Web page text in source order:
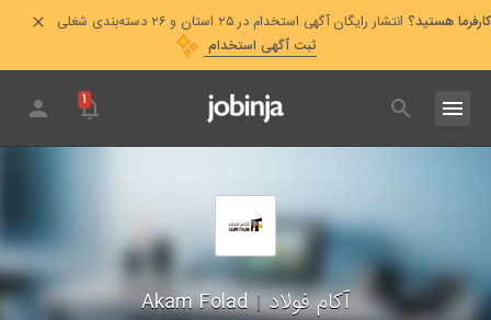
کارفرما هستید؟ انتشار رایگان آگهی استخدام در ۲۵ استان و ۲۶ دسته‌بندی شغلی
ثبت آگهی استخدام
۱
آکام فولاد|
Akam Folad